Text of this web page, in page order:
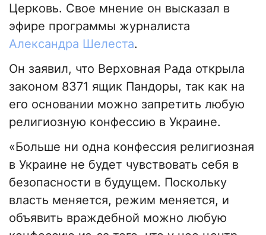
Церковь. Свое мнение он высказал в
эфире программы журналиста
Александра Шелеста.
Он заявил, что Верховная Рада открыла
законом 8371 ящик Пандоры, так как на
его основании можно запретить любую
религиозную конфессию в Украине.
«Больше ни одна конфессия религиозная
в Украине не будет чувствовать себя в
безопасности в будущем. Поскольку
власть меняется, режим меняется, и
объявить враждебной можно любую